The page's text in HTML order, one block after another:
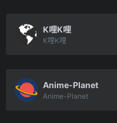
K哩K哩
K哩K哩
Anime-Planet
Anime-Planet